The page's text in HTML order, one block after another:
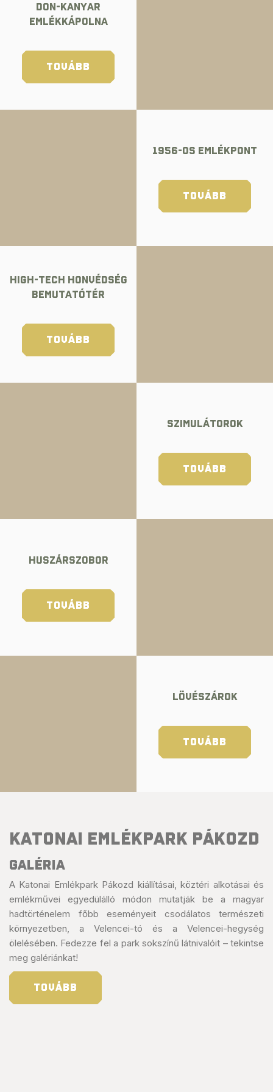
Don-kanyar
Emlékkápolna
TOVÁBB
1956-OS EMLÉKPONT
TOVÁBB
HIGH-TECH HONVÉDSÉG
BEMUTATÓTÉR
TOVÁBB
Szimulátorok
TOVÁBB
HUSZÁRSZOBOR
TOVÁBB
LÖVÉSZÁROK
TOVÁBB
Katonai Emlékpark Pákozd
GALÉRIA
A Katonai Emlékpark Pákozd kiállításai, köztéri alkotásai és
emlékművei egyedülálló módon mutatják be a magyar
hadtörténelem főbb eseményeit csodálatos természeti
környezetben, a Velencei-tó és a Velencei-hegység
ölelésében. Fedezze fel a park sokszínű látnivalóit – tekintse
meg galériánkat!
TOVÁBB